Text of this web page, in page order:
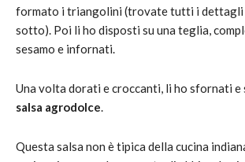
formato i triangolini (trovate tutti i dettagli
sotto). Poi li ho disposti su una teglia,
sesamo e infornati.
Una volta dorati e croccanti, li ho sfornati e
salsa agrodolce.
Questa salsa non è tipica della cucina